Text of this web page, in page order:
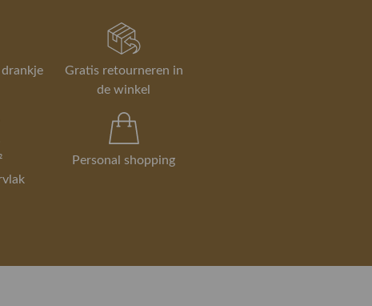
Gratis retourneren in
de winkel
Personal shopping